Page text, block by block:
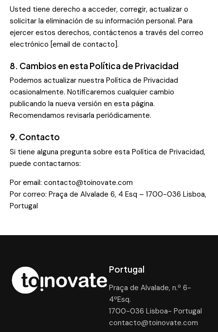
Usted tiene derecho a acceder, corregir, actualizar o
solicitar la eliminación de su información personal. Para
ejercer estos derechos, contáctenos a través del correo
electrónico [email de contacto].
8. Cambios en esta Política de Privacidad
Podemos actualizar nuestra Política de Privacidad
ocasionalmente. Notificaremos cualquier cambio
publicando la nueva versión en esta página.
Recomendamos revisarla periódicamente.
9. Contacto
Si tiene alguna pregunta sobre esta Política de Privacidad,
puede contactarnos:
Por email: contacto@toinovate.com
Por correo: Praça de Alvalade 6, 4 Esq – 1700-036 Lisboa,
Portugal
Portugal
Praça de Alvalade, n.º 6-
4ºEsq.
1700-036 Lisboa- Portugal
contacto@toinovate.com